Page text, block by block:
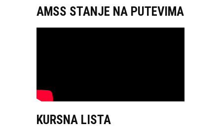
AMSS STANJE NA PUTEVIMA
KURSNA LISTA